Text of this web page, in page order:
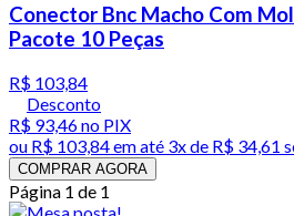
Conector Bnc Macho Com
Pacote 10 Peças
R$ 103,84
Desconto
R$ 93,46no PIX
ou R$ 103,84em até 3x de R$ 34,61
COMPRAR AGORA
Página 1 de 1